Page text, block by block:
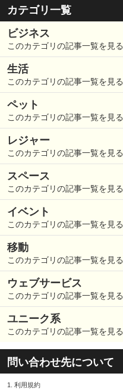
カテゴリ一覧
ビジネス
このカテゴリの記事一覧を見る
生活
このカテゴリの記事一覧を見る
ペット
このカテゴリの記事一覧を見る
レジャー
このカテゴリの記事一覧を見る
スペース
このカテゴリの記事一覧を見る
イベント
このカテゴリの記事一覧を見る
移動
このカテゴリの記事一覧を見る
ウェブサービス
このカテゴリの記事一覧を見る
ユニーク系
このカテゴリの記事一覧を見る
問い合わせ先について
1. 利用規約